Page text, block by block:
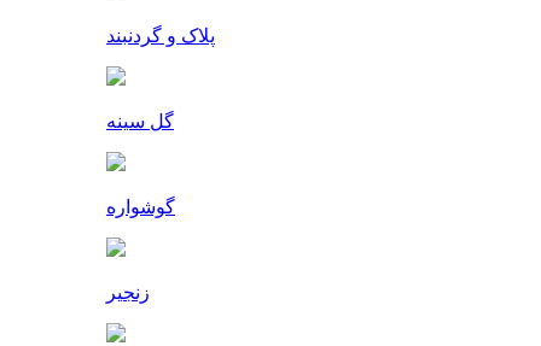
پلاک و گردنبند
گل سینه
گوشواره
زنجیر